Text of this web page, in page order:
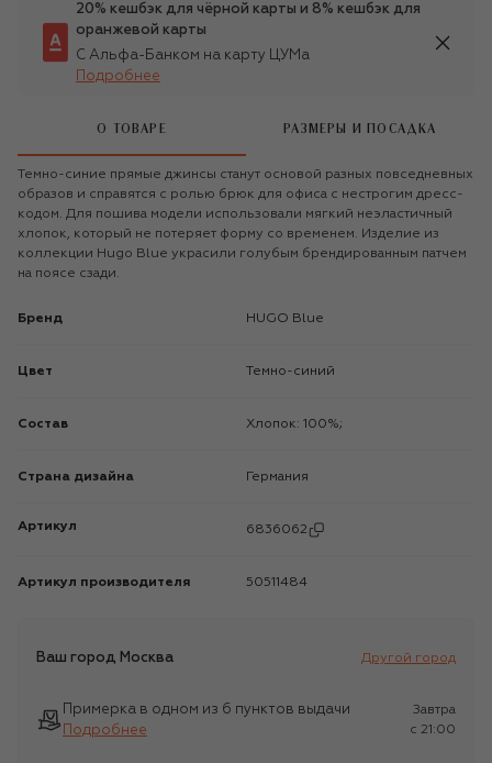
20% кешбэк для чёрной карты и 8% кешбэк для
оранжевой карты
С Альфа-Банком на карту ЦУМа
Подробнее
О ТОВАРЕ РАЗМЕРЫ И ПОСАДКА
Темно-синие прямые джинсы станут основой разных повседневных
образов и справятся с ролью брюк для офиса с нестрогим дресс-
кодом. Для пошива модели использовали мягкий неэластичный
хлопок, который не потеряет форму со временем. Изделие из
коллекции Hugo Blue украсили голубым брендированным патчем
на поясе сзади.
Бренд HUGO Blue
Цвет Темно-синий
Состав Хлопок: 100%;
Страна дизайна Германия
Артикул 6836062
Артикул производителя 50511484
Ваш город Москва Другой город
Примерка в одном из 6 пунктов выдачи
Подробнее
Завтра
c 21:00